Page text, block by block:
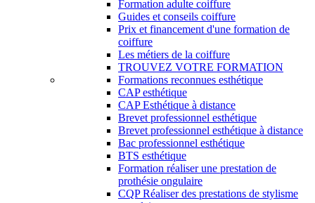
Formation adulte coiffure
Guides et conseils coiffure
Prix et financement d'une formation de
coiffure
Les métiers de la coiffure
TROUVEZ VOTRE FORMATION
Formations reconnues esthétique
CAP esthétique
CAP Esthétique à distance
Brevet professionnel esthétique
Brevet professionnel esthétique à distance
Bac professionnel esthétique
BTS esthétique
Formation réaliser une prestation de
prothésie ongulaire
CQP Réaliser des prestations de stylisme